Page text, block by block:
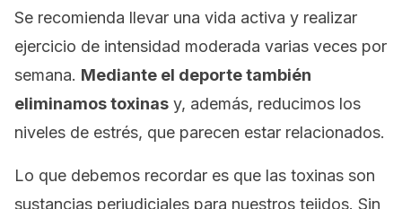
Se recomienda llevar una vida activa y realizar
ejercicio de intensidad moderada varias veces por
semana. Mediante el deporte también
eliminamos toxinas y, además, reducimos los
niveles de estrés, que parecen estar relacionados.
Lo que debemos recordar es que las toxinas son
sustancias perjudiciales para nuestros tejidos. Sin